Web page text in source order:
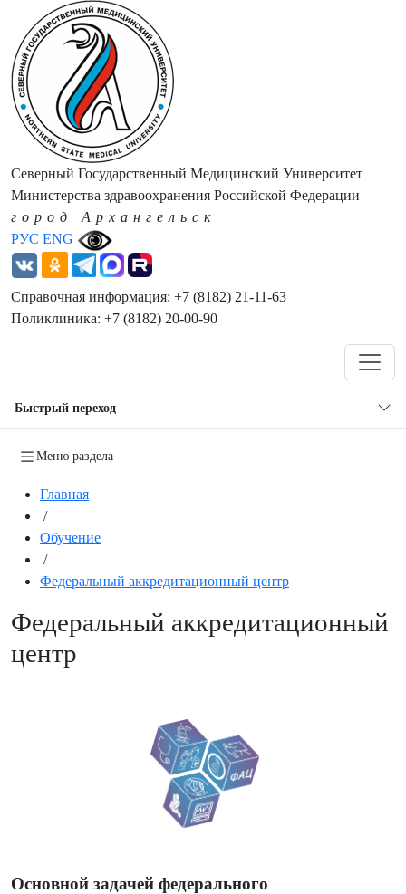
РУС ENG
Северный Государственный Медицинский Университет
Министерства здравоохранения Российской Федерации
город Архангельск
Справочная информация: +7 (8182) 21-11-63
Поликлиника: +7 (8182) 20-00-90
Быстрый переход
Меню раздела
Главная
/
Обучение
/
Федеральный аккредитационный центр
Федеральный аккредитационный
центр
Основной задачей федерального